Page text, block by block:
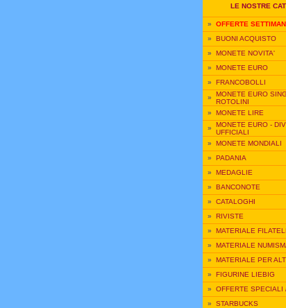
LE NOSTRE
» OFFERTE
» BUONI ACQUISTO
» MONETE NOVITA'
» MONETE EURO
» FRANCOBOLLI
» MONETE EURO
ROTOLINI
» MONETE LIRE
» MONETE EURO -
UFFICIALI
» MONETE MONDIALI
» PADANIA
» MEDAGLIE
» BANCONOTE
» CATALOGHI
» RIVISTE
» MATERIALE
» MATERIALE
» MATERIALE PER
» FIGURINE LIEBIG
» OFFERTE SPECIALI
» STARBUCKS